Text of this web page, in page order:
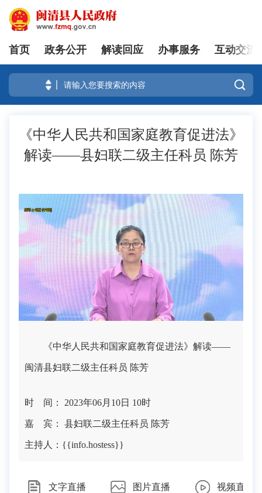
登录
首页 政务公开 解读回应 办事服务 互动交流

《中华人民共和国家庭教育促进法》
解读——县妇联二级主任科员 陈芳
《中华人民共和国家庭教育促进法》解读——
闽清县妇联二级主任科员 陈芳
时 间： 2023年06月10日 10时
嘉 宾： 县妇联二级主任科员 陈芳
主持人：{{info.hostess}}
文字直播 图片直播 视频直播